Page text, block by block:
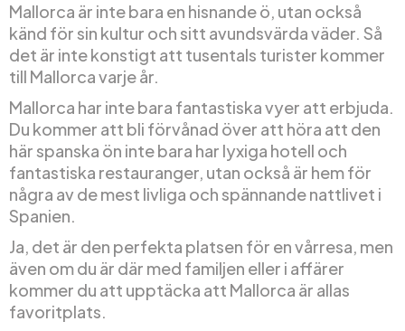
Mallorca är inte bara en hisnande ö, utan också
känd för sin kultur och sitt avundsvärda väder. Så
det är inte konstigt att tusentals turister kommer
till Mallorca varje år.
Mallorca har inte bara fantastiska vyer att erbjuda.
Du kommer att bli förvånad över att höra att den
här spanska ön inte bara har lyxiga hotell och
fantastiska restauranger, utan också är hem för
några av de mest livliga och spännande nattlivet i
Spanien.
Ja, det är den perfekta platsen för en vårresa, men
även om du är där med familjen eller i affärer
kommer du att upptäcka att Mallorca är allas
favoritplats.